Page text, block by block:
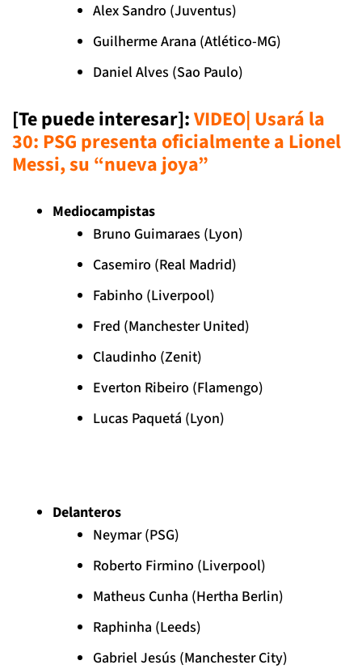
Alex Sandro (Juventus)
Guilherme Arana (Atlético-MG)
Daniel Alves (Sao Paulo)
[Te puede interesar]:VIDEO| Usará la
30: PSG presenta oficialmente a Lionel
Messi, su “nueva joya”
Mediocampistas
Bruno Guimaraes (Lyon)
Casemiro (Real Madrid)
Fabinho (Liverpool)
Fred (Manchester United)
Claudinho (Zenit)
Everton Ribeiro (Flamengo)
Lucas Paquetá (Lyon)
Delanteros
Neymar (PSG)
Roberto Firmino (Liverpool)
Matheus Cunha (Hertha Berlin)
Raphinha (Leeds)
Gabriel Jesús (Manchester City)